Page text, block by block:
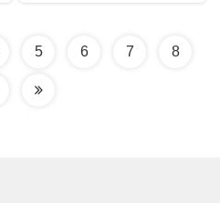
5 6 7 8